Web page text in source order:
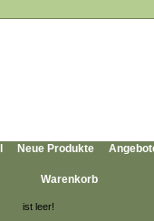
Neue Produkte
Warenkorb
ist leer!